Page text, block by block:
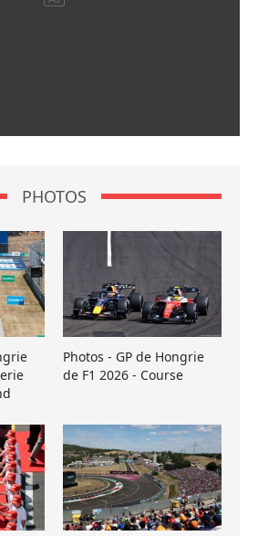
PHOTOS
Photos - GP de Hongrie
de F1 2026 - Course